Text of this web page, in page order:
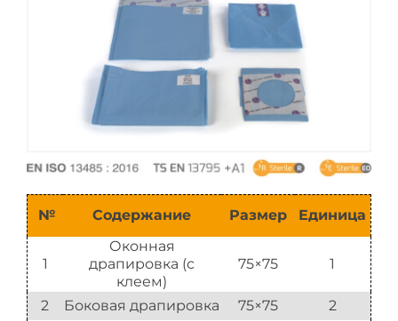
№ Содержание Размер Единица
1
Оконная
драпировка (с
клеем)
75×75 1
2 Боковая драпировка 75×75
2